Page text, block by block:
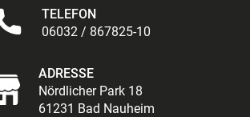
TELEFON
06032 / 867825-10
ADRESSE
Nördlicher Park 18
61231 Bad Nauheim